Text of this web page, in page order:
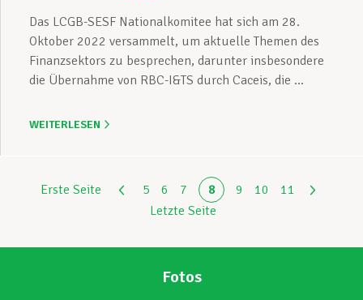
Das LCGB-SESF Nationalkomitee hat sich am 28.
Oktober 2022 versammelt, um aktuelle Themen des
Finanzsektors zu besprechen, darunter insbesondere
die Übernahme von RBC-I&TS durch Caceis, die ...
WEITERLESEN
Erste Seite 5 6 7 8 9 10
11
Letzte Seite
Fotos